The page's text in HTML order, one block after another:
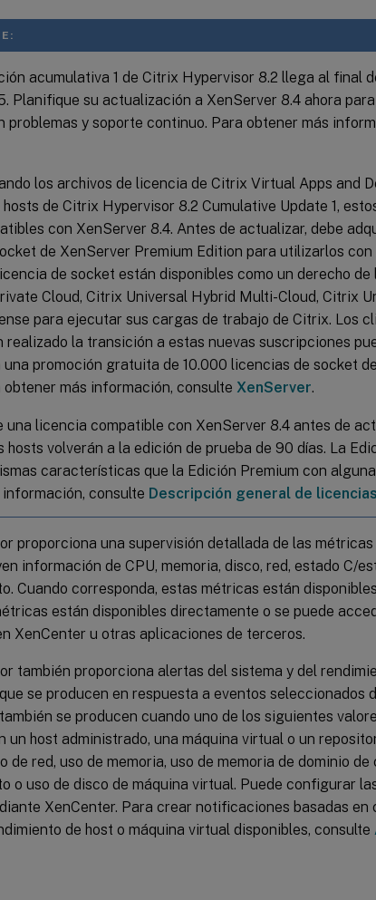
acumulativa 1 de Citrix Hypervisor 8.2 llega al final
Planifique su actualización a XenServer 8.4 ahora
problemas y soporte continuo. Para obtener más
los archivos de licencia de Citrix Virtual Apps and
de Citrix Hypervisor 8.2 Cumulative Update 1,
con XenServer 8.4. Antes de actualizar, debe
de XenServer Premium Edition para utilizarlos con
de socket están disponibles como un derecho
Cloud, Citrix Universal Hybrid Multi-Cloud, Citrix
para ejecutar sus cargas de trabajo de Citrix. Los
realizado la transición a estas nuevas suscripciones
promoción gratuita de 10.000 licencias de socket
obtener más información, consulte XenServer.
una licencia compatible con XenServer 8.4 antes de
hosts volverán a la edición de prueba de 90 días. La
características que la Edición Premium con
consulte Descripción general de
proporciona una supervisión detallada de las
información de CPU, memoria, disco, red, estado C/
Cuando corresponda, estas métricas están
están disponibles directamente o se puede
XenCenter u otras aplicaciones de terceros.
también proporciona alertas del sistema y del
se producen en respuesta a eventos seleccionados
se producen cuando uno de los siguientes
un host administrado, una máquina virtual o un
de red, uso de memoria, uso de memoria de dominio
o uso de disco de máquina virtual. Puede configurar
XenCenter. Para crear notificaciones basadas en
de host o máquina virtual disponibles, consulte